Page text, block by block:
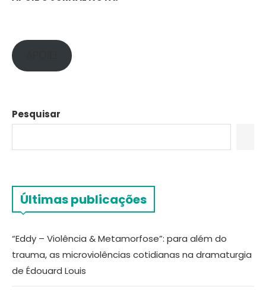
Pesquisar
Últimas publicações
“Eddy – Violência & Metamorfose”: para além do
trauma, as microviolências cotidianas na dramaturgia
de Édouard Louis